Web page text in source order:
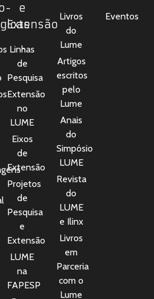
e
Extensão
Linhas
de
Pesquisa
Extensão
no
LUME
Eixos
de
Extensão
Projetos
de
Pesquisa
e
Extensão
LUME
na
FAPESP
Livros
do
Lume
Artigos
escritos
pelo
Lume
Anais
do
Simpósio
LUME
Revista
do
LUME
e Ilinx
Livros
em
Parceria
com o
Lume
Eventos